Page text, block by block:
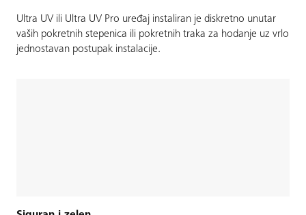
Ultra UV ili Ultra UV Pro uređaj instaliran je diskretno unutar
vaših pokretnih stepenica ili pokretnih traka za hodanje uz vrlo
jednostavan postupak instalacije.